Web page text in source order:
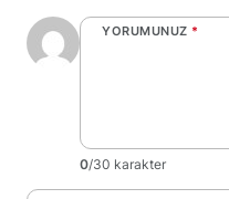
YORUMUNUZ *
0/30 karakter